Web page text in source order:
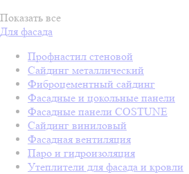
Показать все
Для фасада
Профнастил стеновой
Сайдинг металлический
Фиброцементный сайдинг
Фасадные и цокольные панели
Фасадные панели COSTUNE
Сайдинг виниловый
Фасадная вентиляция
Паро и гидроизоляция
Утеплители для фасада и кровли